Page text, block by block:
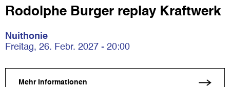
Rodolphe Burger replay Kraftwerk
Nuithonie
Freitag, 26. Febr. 2027 - 20:00
Mehr Informationen